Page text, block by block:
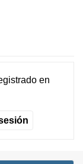
en